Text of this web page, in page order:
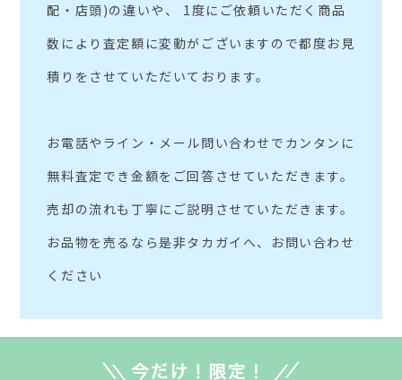
配・店頭)の違いや、 1度にご依頼いただく商品
数により査定額に変動がございますので都度お見
積りをさせていただいております。
お電話やライン・メール問い合わせでカンタンに
無料査定でき金額をご回答させていただきます。
売却の流れも丁寧にご説明させていただきます。
お品物を売るなら是非タカガイへ、お問い合わせ
ください